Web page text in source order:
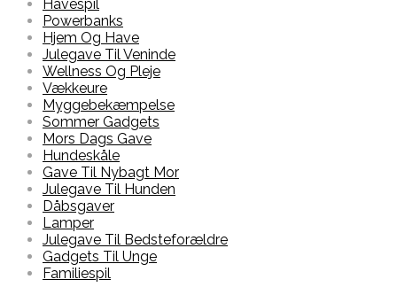
Havespil
Powerbanks
Hjem Og Have
Julegave Til Veninde
Wellness Og Pleje
Vækkeure
Myggebekæmpelse
Sommer Gadgets
Mors Dags Gave
Hundeskåle
Gave Til Nybagt Mor
Julegave Til Hunden
Dåbsgaver
Lamper
Julegave Til Bedsteforældre
Gadgets Til Unge
Familiespil